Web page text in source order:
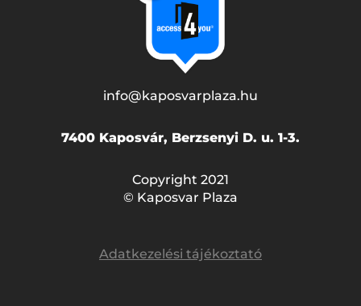
info@kaposvarplaza.hu
7400 Kaposvár, Berzsenyi D. u. 1-3.
Copyright 2021
© Kaposvar Plaza
Adatkezelési tájékoztató